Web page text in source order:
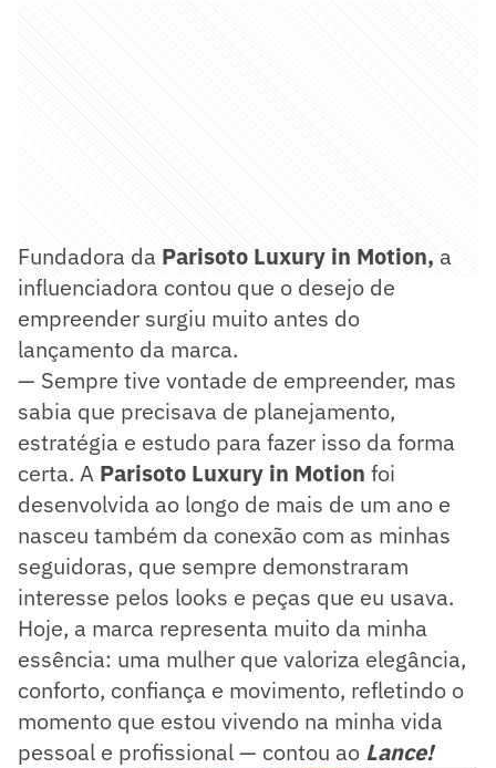
Fundadora da Parisoto Luxury in Motion, a
influenciadora contou que o desejo de
empreender surgiu muito antes do
lançamento da marca.
— Sempre tive vontade de empreender, mas
sabia que precisava de planejamento,
estratégia e estudo para fazer isso da forma
certa. A Parisoto Luxury in Motion foi
desenvolvida ao longo de mais de um ano e
nasceu também da conexão com as minhas
seguidoras, que sempre demonstraram
interesse pelos looks e peças que eu usava.
Hoje, a marca representa muito da minha
essência: uma mulher que valoriza elegância,
conforto, confiança e movimento, refletindo o
momento que estou vivendo na minha vida
pessoal e profissional — contou ao Lance!